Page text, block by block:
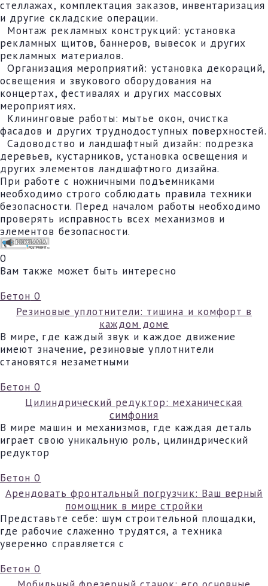
стеллажах, комплектация заказов, инвентаризация
и другие складские операции.
Монтаж рекламных конструкций: установка
рекламных щитов, баннеров, вывесок и других
рекламных материалов.
Организация мероприятий: установка декораций,
освещения и звукового оборудования на
концертах, фестивалях и других массовых
мероприятиях.
Клининговые работы: мытье окон, очистка
фасадов и других труднодоступных поверхностей.
Садоводство и ландшафтный дизайн: подрезка
деревьев, кустарников, установка освещения и
других элементов ландшафтного дизайна.
При работе с ножничными подъемниками
необходимо строго соблюдать правила техники
безопасности. Перед началом работы необходимо
проверять исправность всех механизмов и
элементов безопасности.
0
Вам также может быть интересно
Бетон 0
Резиновые уплотнители: тишина и комфорт в
каждом доме
В мире, где каждый звук и каждое движение
имеют значение, резиновые уплотнители
становятся незаметными
Бетон 0
Цилиндрический редуктор: механическая
симфония
В мире машин и механизмов, где каждая деталь
играет свою уникальную роль, цилиндрический
редуктор
Бетон 0
Арендовать фронтальный погрузчик: Ваш верный
помощник в мире стройки
Представьте себе: шум строительной площадки,
где рабочие слаженно трудятся, а техника
уверенно справляется с
Бетон 0